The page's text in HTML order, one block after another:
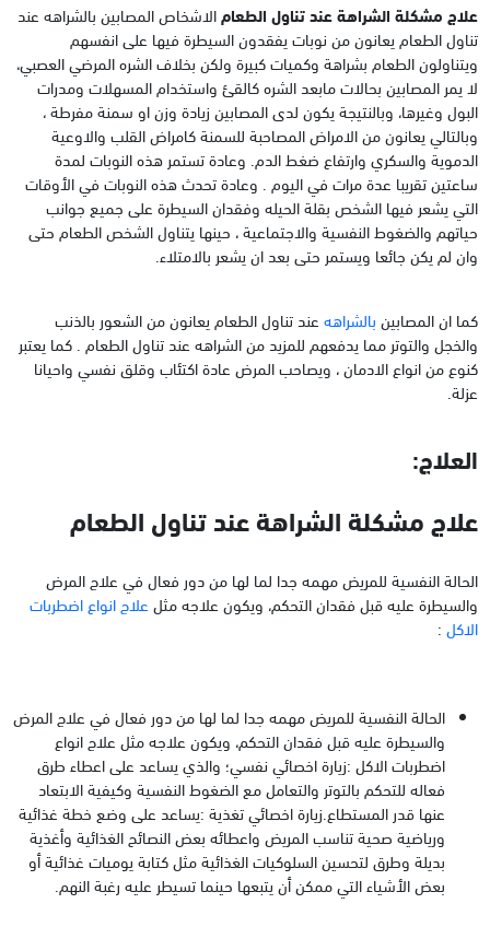
علاج مشكلة الشراهة عند تناول الطعامالاشخاص المصابين بالشراهه عند
تناول الطعام يعانون من نوبات يفقدون السيطرة فيها على انفسهم
ويتناولون الطعام بشراهة وكميات كبيرة ولكن بخلاف الشره المرضي العصبي،
لا يمر المصابين بحالات مابعد الشره كالقئ واستخدام المسهلات ومدرات
البول وغيرها، وبالنتيجة يكون لدى المصابين زيادة وزن او سمنة مفرطة ،
وبالتالي يعانون من الامراض المصاحبة للسمنة كامراض القلب والاوعية
الدموية والسكري وارتفاع ضغط الدم. وعادة تستمر هذه النوبات لمدة
ساعتين تقريبا عدة مرات في اليوم . وعادة تحدث هذه النوبات في الأوقات
التي يشعر فيها الشخص بقلة الحيله وفقدان السيطرة على جميع جوانب
حياتهم والضغوط النفسية والاجتماعية ، حينها يتناول الشخص الطعام حتى
وان لم يكن جائعا ويستمر حتى بعد ان يشعر بالامتلاء.
كما ان المصابين بالشراهه عند تناول الطعام يعانون من الشعور بالذنب
والخجل والتوتر مما يدفعهم للمزيد من الشراهه عند تناول الطعام . كما يعتبر
كنوع من انواع الادمان ، ويصاحب المرض عادة اكتئاب وقلق نفسي واحيانا
عزلة.
العلاج:
علاج مشكلة الشراهة عند تناول الطعام
الحالة النفسية للمريض مهمه جدا لما لها من دور فعال في علاج المرض
والسيطرة عليه قبل فقدان التحكم، ويكون علاجه مثل علاج انواع اضطربات
الاكل :
الحالة النفسية للمريض مهمه جدا لما لها من دور فعال في علاج المرض
والسيطرة عليه قبل فقدان التحكم، ويكون علاجه مثل علاج انواع
اضطربات الاكل :زيارة اخصائي نفسي؛ والذي يساعد على اعطاء طرق
فعاله للتحكم بالتوتر والتعامل مع الضغوط النفسية وكيفية الابتعاد
عنها قدر المستطاع.زيارة اخصائي تغذية :يساعد على وضع خطة غذائية
ورياضية صحية تناسب المريض واعطائه بعض النصائح الغذائية وأغذية
بديلة وطرق لتحسين السلوكيات الغذائية مثل كتابة يوميات غذائية أو
بعض الأشياء التي ممكن أن يتبعها حينما تسيطر عليه رغبة النهم.